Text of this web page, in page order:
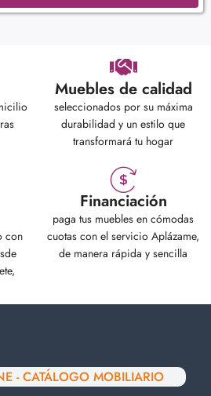
Muebles de calidad
seleccionados por su máxima
durabilidad y un estilo que
transformará tu hogar
con
Financiación
paga tus muebles en cómodas
cuotas con el servicio Aplázame,
de manera rápida y sencilla
- CATÁLOGO MOBILIARIO